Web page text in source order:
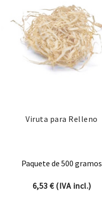
Viruta para Relleno
Paquete de 500 gramos
6,53 €(IVA incl.)